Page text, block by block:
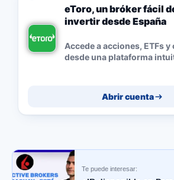
eToro, un bróker fácil
invertir desde España
Accede a acciones, ETFs
desde una plataforma
Abrir cuenta
Te puede interesar: